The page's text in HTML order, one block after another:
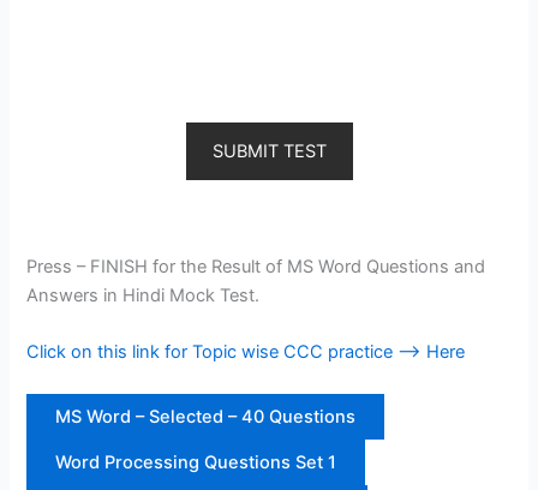
SUBMIT TEST
Press – FINISH for the Result of MS Word Questions and
Answers in Hindi Mock Test.
Click on this link for Topic wise CCC practice —> Here
MS Word – Selected – 40 Questions
Word Processing Questions Set 1